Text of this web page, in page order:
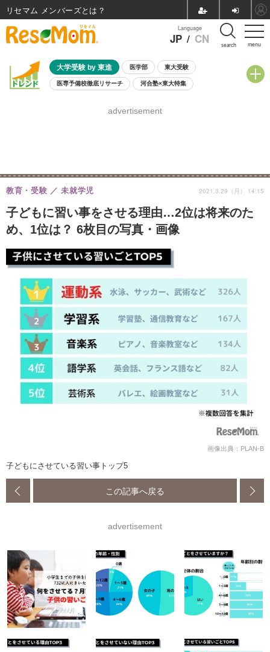
menu
Language
JP / CN search
大学受験 by 東進 医学部 東大受験
医専予備校徹底リサーチ 河合塾×東大特集
8月開催学校説明会・相談会
advertisement
子どもに習い事をさせる理由…2位は将来のた
め、1位は？ 6枚目の写真・画像
教育・受験 未就学児 2021.3.29（月） 14:15
画像出典：PLAN-B
子どもにさせている習い事トップ5
この記事へ戻る
advertisement
リセマム メンバーズ